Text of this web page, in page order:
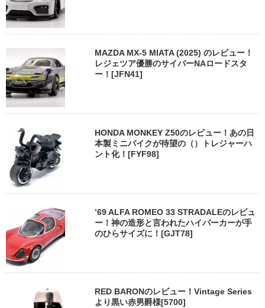
MAZDA MX-5 MIATA (2025) のレビュー！
レジェツア優勝のサイバーNAロードスタ
ー！[JFN41]
HONDA MONKEY Z50のレビュー！あの日
本製ミニバイクが待望の（）トレジャーハ
ント化！[FYF98]
’69 ALFA ROMEO 33 STRADALEのレビュ
ー！神の造形と言われたハイパーカーが手
のひらサイズに！[GJT78]
RED BARONのレビュー！Vintage Series
より黒い赤男爵様[5700]